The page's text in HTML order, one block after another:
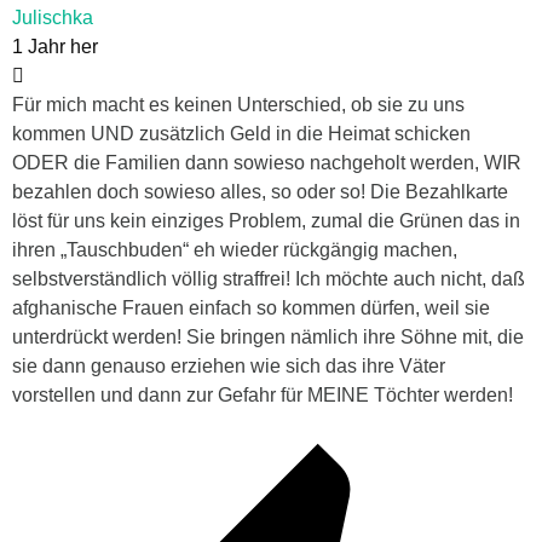
Julischka
1 Jahr her
Für mich macht es keinen Unterschied, ob sie zu uns
kommen UND zusätzlich Geld in die Heimat schicken
ODER die Familien dann sowieso nachgeholt werden, WIR
bezahlen doch sowieso alles, so oder so! Die Bezahlkarte
löst für uns kein einziges Problem, zumal die Grünen das in
ihren „Tauschbuden“ eh wieder rückgängig machen,
selbstverständlich völlig straffrei! Ich möchte auch nicht, daß
afghanische Frauen einfach so kommen dürfen, weil sie
unterdrückt werden! Sie bringen nämlich ihre Söhne mit, die
sie dann genauso erziehen wie sich das ihre Väter
vorstellen und dann zur Gefahr für MEINE Töchter werden!